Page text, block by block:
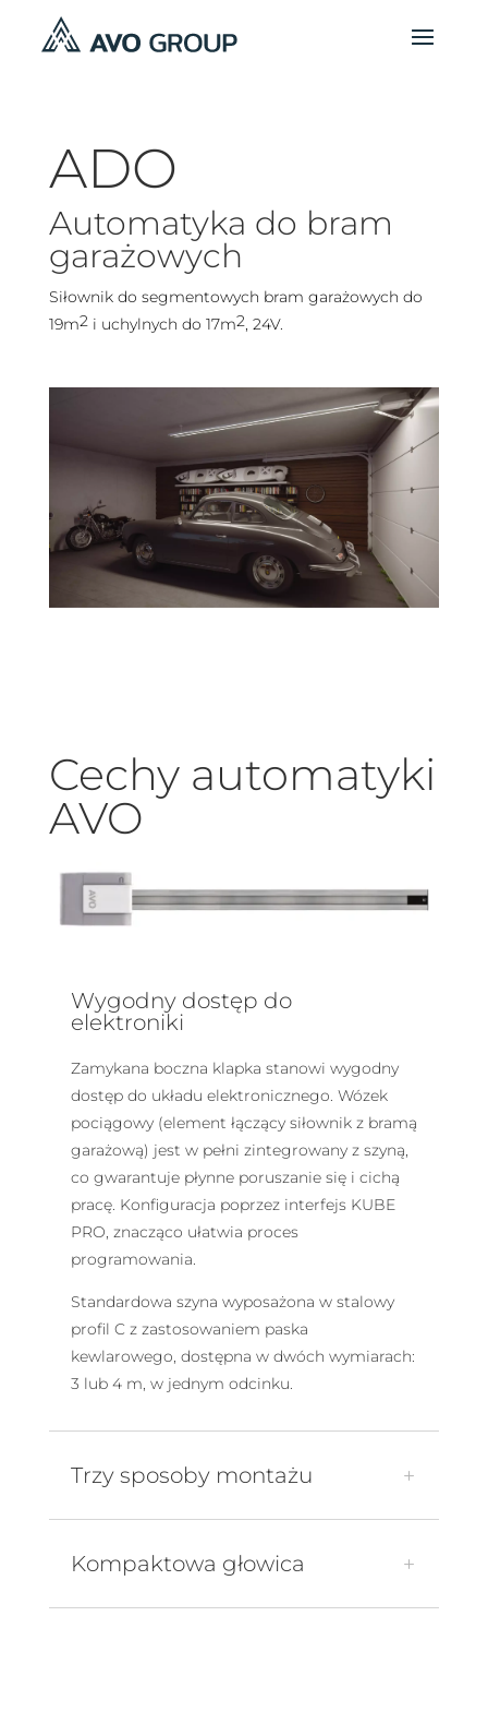
ADO
Automatyka do bram
garażowych
Siłownik do segmentowych bram garażowych do
19m2i uchylnych do 17m2, 24V.
Cechy automatyki
AVO
Wygodny dostęp do
elektroniki
Zamykana boczna klapka stanowi wygodny
dostęp do układu elektronicznego. Wózek
pociągowy (element łączący siłownik z bramą
garażową) jest w pełni zintegrowany z szyną,
co gwarantuje płynne poruszanie się i cichą
pracę. Konfiguracja poprzez interfejs KUBE
PRO, znacząco ułatwia proces
programowania.
Standardowa szyna wyposażona w stalowy
profil C z zastosowaniem paska
kewlarowego, dostępna w dwóch wymiarach:
3 lub 4 m, w jednym odcinku.
Trzy sposoby montażu
Kompaktowa głowica